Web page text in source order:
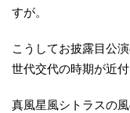
すが。
こうしてお披露目公
世代交代の時期が近
真風星風シトラスの